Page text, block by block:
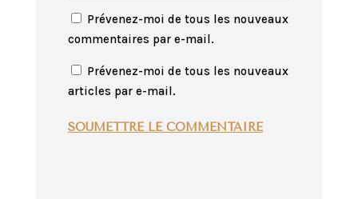
Prévenez-moi de tous les nouveaux
commentaires par e-mail.
Prévenez-moi de tous les nouveaux
articles par e-mail.
SOUMETTRE LE COMMENTAIRE